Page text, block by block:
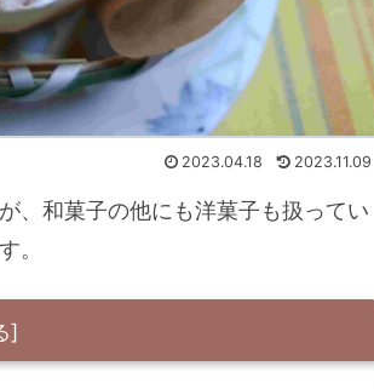
2023.04.18 2023.11.09
、和菓子の他にも洋菓子も扱ってい
。